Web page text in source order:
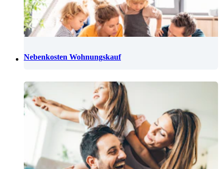
Nebenkosten Wohnungskauf